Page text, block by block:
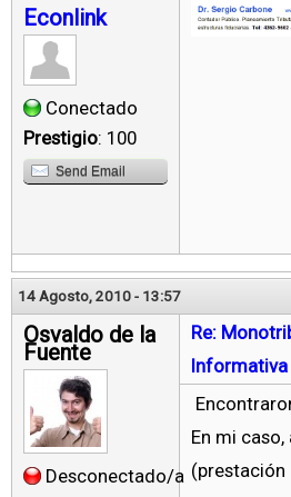
Econlink
Conectado
Prestigio: 100
Send Email
14 Agosto, 2010 - 13:57
Osvaldo de la
Fuente
Desconectado/a
Re:
Informativa
En mi
(prestación